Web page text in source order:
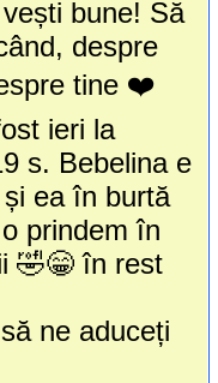
bune! Să
despre
tine ❤️
ieri la
s. Bebelina e
ea în burtă
prindem în
🤣😁 în rest
ne aduceți